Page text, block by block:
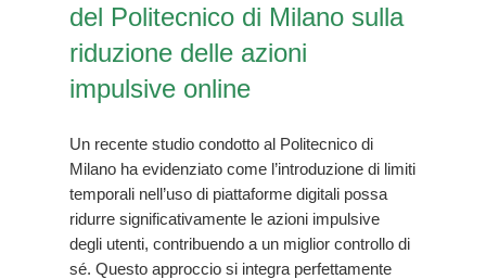
del Politecnico di Milano sulla
riduzione delle azioni
impulsive online
Un recente studio condotto al Politecnico di
Milano ha evidenziato come l’introduzione di limiti
temporali nell’uso di piattaforme digitali possa
ridurre significativamente le azioni impulsive
degli utenti, contribuendo a un miglior controllo di
sé. Questo approccio si integra perfettamente